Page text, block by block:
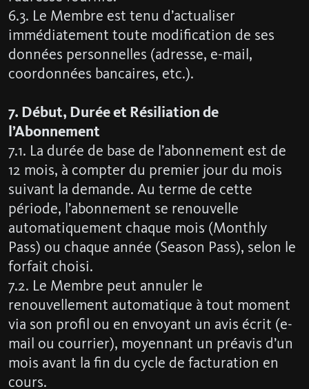
6.3. Le Membre est tenu d’actualiser
immédiatement toute modification de ses
données personnelles (adresse, e-mail,
coordonnées bancaires, etc.).
7. Début, Durée et Résiliation de
l’Abonnement
7.1. La durée de base de l’abonnement est de
12 mois, à compter du premier jour du mois
suivant la demande. Au terme de cette
période, l’abonnement se renouvelle
automatiquement chaque mois (Monthly
Pass) ou chaque année (Season Pass), selon le
forfait choisi.
7.2. Le Membre peut annuler le
renouvellement automatique à tout moment
via son profil ou en envoyant un avis écrit (e-
mail ou courrier), moyennant un préavis d’un
mois avant la fin du cycle de facturation en
cours.